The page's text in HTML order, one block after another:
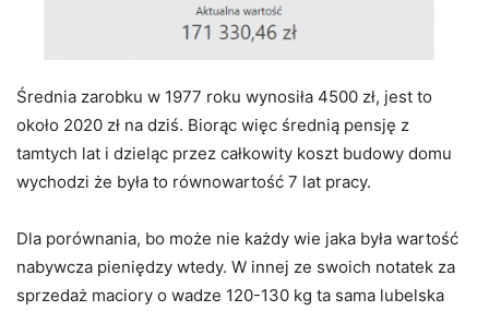
Średnia zarobku w 1977 roku wynosiła 4500 zł, jest to
około 2020 zł na dziś. Biorąc więc średnią pensję z
tamtych lat i dzieląc przez całkowity koszt budowy domu
wychodzi że była to równowartość 7 lat pracy.
Dla porównania, bo może nie każdy wie jaka była wartość
nabywcza pieniędzy wtedy. W innej ze swoich notatek za
sprzedaż maciory o wadze 120-130 kg ta sama lubelska